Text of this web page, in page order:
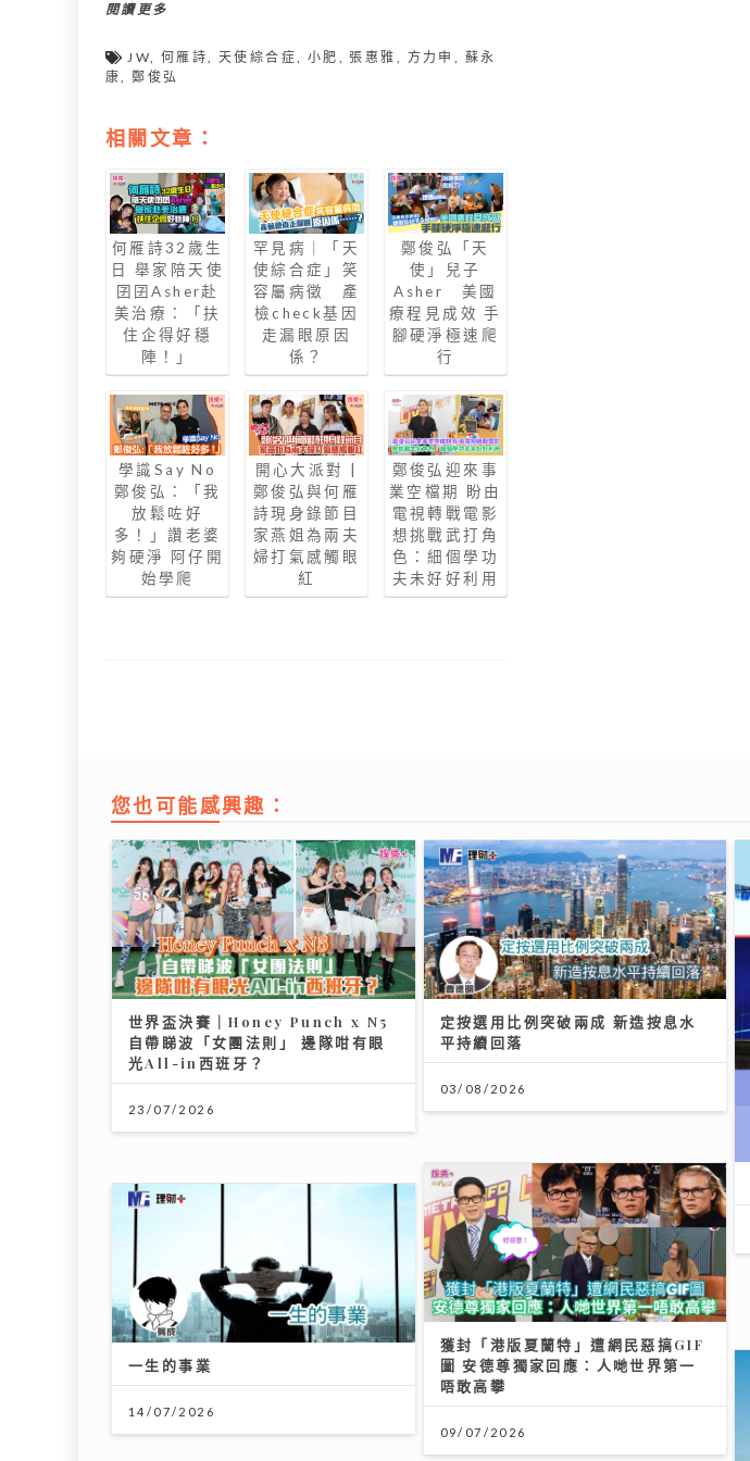
閱讀更多
JW,何雁詩,天使綜合症, 小肥 ,張惠雅 , 方力申 , 蘇永
康,鄭俊弘
相關文章：
何雁詩32歲生
日 舉家陪天使
囝囝Asher赴
美治療：「扶
住企得好穩
陣！」
學識Say No
鄭俊弘：「我
放鬆咗好
多！」讚老婆
夠硬淨 阿仔開
始學爬
罕見病｜「天
使綜合症」笑
容屬病徵 產
檢check基因
走漏眼原因
係？
開心大派對 |
鄭俊弘與何雁
詩現身錄節目
家燕姐為兩夫
婦打氣感觸眼
紅
鄭俊弘「天
使」兒子
Asher 美國
療程見成效 手
腳硬淨極速爬
行
鄭俊弘迎來事
業空檔期 盼由
電視轉戰電影
想挑戰武打角
色：細個學功
夫未好好利用
您也可能感興趣：
世界盃決賽｜Honey Punch x N5
自帶睇波「女團法則」 邊隊咁有眼
光All-in西班牙？
23/07/2026
定按選用比例突破兩成 新造按息水
平持續回落
03/08/2026
獲封「港版夏蘭特」遭網民惡搞GIF
圖 安德尊獨家回應：人哋世界第一
唔敢高攀
09/07/2026
一生的事業
14/07/2026